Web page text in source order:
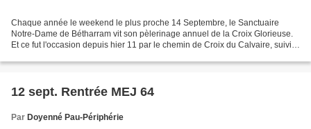
Chaque année le weekend le plus proche 14 Septembre, le Sanctuaire
Notre-Dame de Bétharram vit son pèlerinage annuel de la Croix Glorieuse.
Et ce fut l'occasion depuis hier 11 par le chemin de Croix du Calvaire, suivi
12 sept. Rentrée MEJ 64
Par Doyenné Pau-Périphérie